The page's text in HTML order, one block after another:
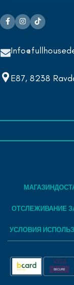
E87, 8238
МАГАЗИН
ОТСЛЕЖИВАНИЕ
УСЛОВИЯ